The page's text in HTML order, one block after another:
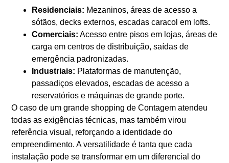
Residenciais: Mezaninos, áreas de acesso a
sótãos, decks externos, escadas caracol em lofts.
Comerciais: Acesso entre pisos em lojas, áreas de
carga em centros de distribuição, saídas de
emergência padronizadas.
Industriais: Plataformas de manutenção,
passadiços elevados, escadas de acesso a
reservatórios e máquinas de grande porte.
O caso de um grande shopping de Contagem atendeu
todas as exigências técnicas, mas também virou
referência visual, reforçando a identidade do
empreendimento. A versatilidade é tanta que cada
instalação pode se transformar em um diferencial do